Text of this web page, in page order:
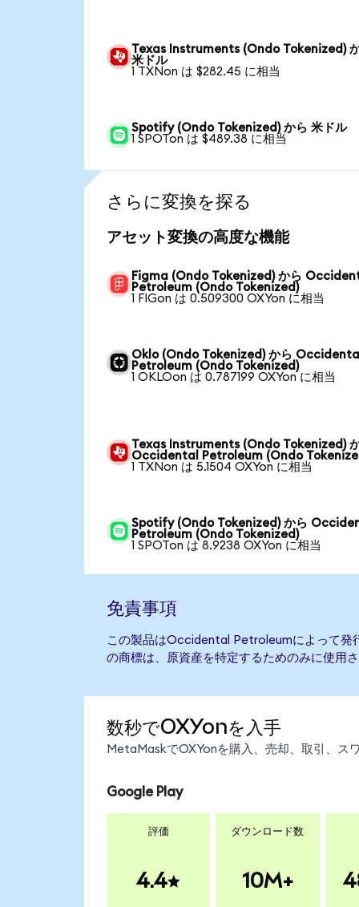
Texas Instruments (Ondo Tokenized)
米ドル
1 TXNon は $282.45 に相当
Spotify (Ondo Tokenized) から 米ドル
1 SPOTon は $489.38 に相当
さらに変換を探る
アセット変換の高度な機能
Figma (Ondo Tokenized) から
Petroleum (Ondo Tokenized)
1 FIGon は 0.509300 OXYon に相当
Oklo (Ondo Tokenized) から Occidental
Petroleum (Ondo Tokenized)
1 OKLOon は 0.787199 OXYon に相当
Texas Instruments (Ondo Tokenized)
Occidental Petroleum (Ondo
1 TXNon は 5.1504 OXYon に相当
Spotify (Ondo Tokenized) から
Petroleum (Ondo Tokenized)
1 SPOTon は 8.9238 OXYon に相当
免責事項
この製品はOccidental Petroleumによって発
の商標は、原資産を特定するためのみに使用さ
数秒でOXYonを入手
MetaMaskでOXYonを購入、売却、取引、ス
Google Play
評価
4.4
ダウンロード数
10M+